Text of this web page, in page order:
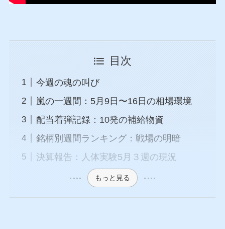
目次
今週の魂の叫び
嵐の一週間：5月9日〜16日の相場環境
配当着弾記録：10発の補給物資
銘柄別週間ランキング：戦場の明暗
決算報告：人体実験5月３週の現況
もっと見る